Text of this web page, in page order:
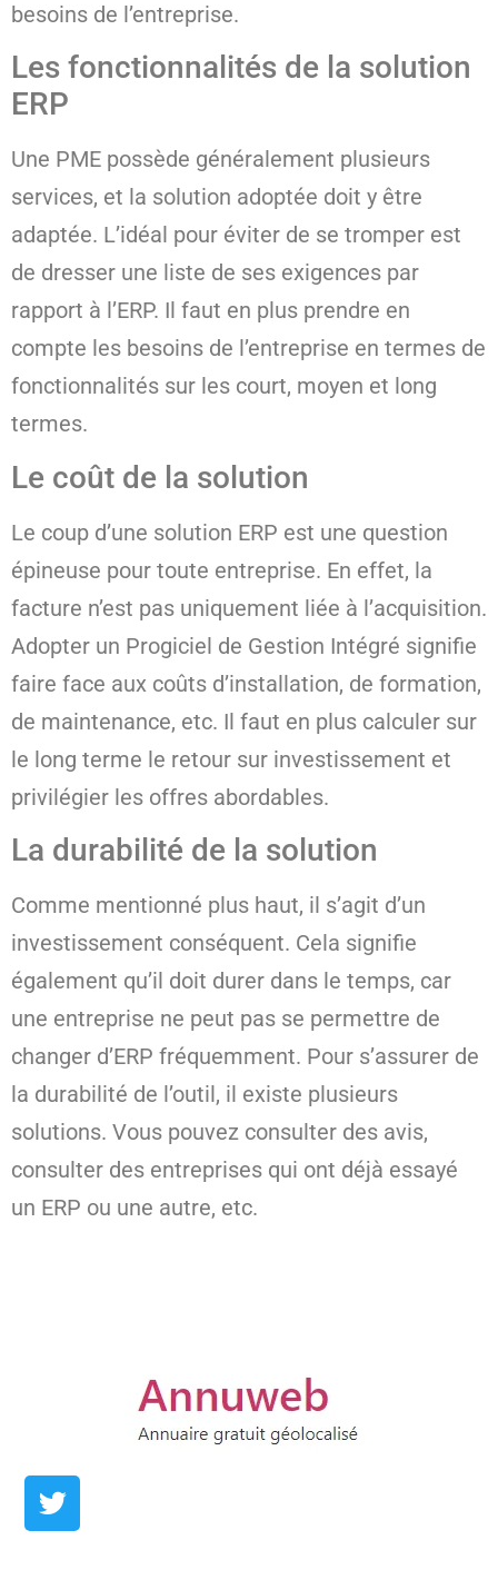
besoins de l’entreprise.
Les fonctionnalités de la solution
ERP
Une PME possède généralement plusieurs
services, et la solution adoptée doit y être
adaptée. L’idéal pour éviter de se tromper est
de dresser une liste de ses exigences par
rapport à l’ERP. Il faut en plus prendre en
compte les besoins de l’entreprise en termes de
fonctionnalités sur les court, moyen et long
termes.
Le coût de la solution
Le coup d’une solution ERP est une question
épineuse pour toute entreprise. En effet, la
facture n’est pas uniquement liée à l’acquisition.
Adopter un Progiciel de Gestion Intégré signifie
faire face aux coûts d’installation, de formation,
de maintenance, etc. Il faut en plus calculer sur
le long terme le retour sur investissement et
privilégier les offres abordables.
La durabilité de la solution
Comme mentionné plus haut, il s’agit d’un
investissement conséquent. Cela signifie
également qu’il doit durer dans le temps, car
une entreprise ne peut pas se permettre de
changer d’ERP fréquemment. Pour s’assurer de
la durabilité de l’outil, il existe plusieurs
solutions. Vous pouvez consulter des avis,
consulter des entreprises qui ont déjà essayé
un ERP ou une autre, etc.